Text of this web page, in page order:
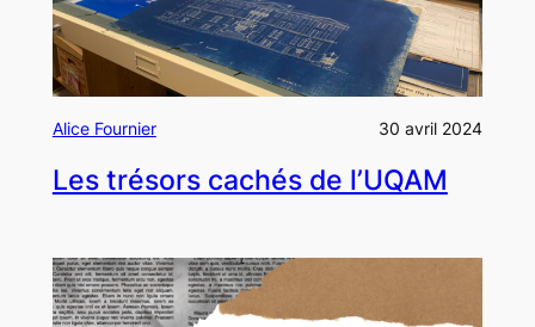
Alice Fournier 30 avril 2024
Les trésors cachés de l’UQAM